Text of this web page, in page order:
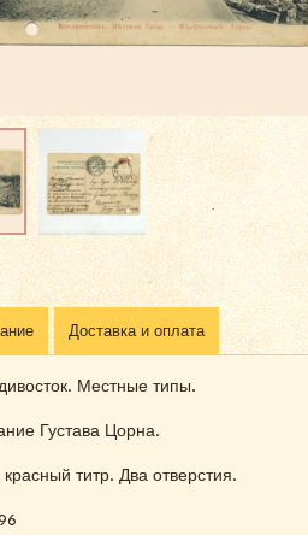
Доставка и оплата
Местные типы.
Густава Цорна.
титр. Два отверстия.